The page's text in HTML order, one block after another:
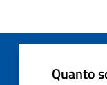
Quanto